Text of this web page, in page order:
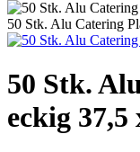
50 Stk. Alu Catering
50 Stk.
eckig 37,5